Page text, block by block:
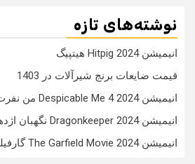
نوشته‌های تازه
انیمیشن Hitpig 2024 هیتپیگ
قیمت ضایعات برنج شیرآلات در 1403
انیمیشن Despicable Me 4 2024 من نفرت انگیز 4
انیمیشن Dragonkeeper 2024 نگهبان اژدها
انیمیشن The Garfield Movie 2024 گارفیلد